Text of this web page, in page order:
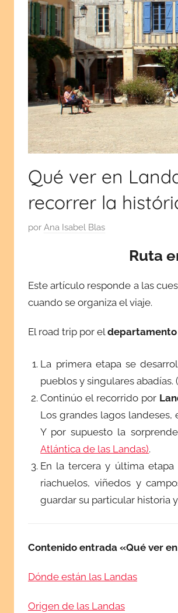
por
España
Europa
monumentos,
cultura
tradiciones.
¡Visita
blog!
Qué ver en
recorrer la
P
i
c
d
e
n
m
5
2
2
por Ana Isabel Blas
Ruta
Este artículo responde a las
cuando se organiza el viaje.
El road trip por el
La primera etapa se
pueblos y singulares abadías.
Continúo el recorrido por
Los grandes lagos landeses,
Y por supuesto la
Atlántica de las Landas).
En la tercera y última etapa
riachuelos, viñedos y
guardar su particular historia
Contenido entrada «Qué ver
Dónde están las Landas
Origen de las Landas